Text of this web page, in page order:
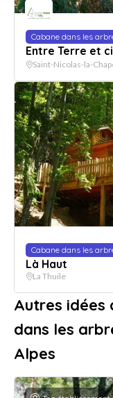
Cabane dans les
Entre Terre et
Saint-Nicolas-la-
Cabane dans les
Là Haut
La Thuile
Autres idées
dans les
Alpes